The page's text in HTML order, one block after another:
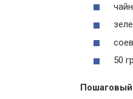
50
Пошаговый